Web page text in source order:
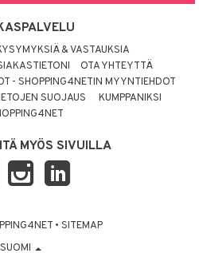
& VASTAUKSIA
OTA YHTEYTTÄ
- SHOPPING4NETIN MYYNTIEHDOT
SUOJAUS
KUMPPANIKSI
MYÖS SIVUILLA
• SITEMAP
SUOMI